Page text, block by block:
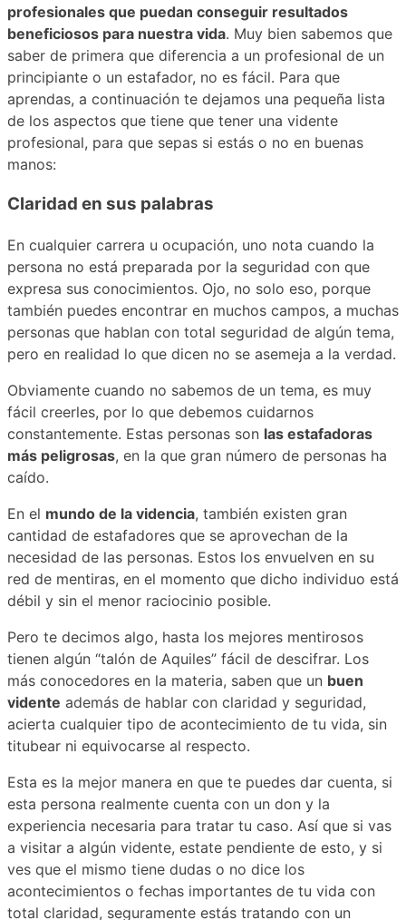
profesionales que puedan conseguir resultados
beneficiosos para nuestra vida. Muy bien sabemos que
saber de primera que diferencia a un profesional de un
principiante o un estafador, no es fácil. Para que
aprendas, a continuación te dejamos una pequeña lista
de los aspectos que tiene que tener una vidente
profesional, para que sepas si estás o no en buenas
manos:
Claridad en sus palabras
En cualquier carrera u ocupación, uno nota cuando la
persona no está preparada por la seguridad con que
expresa sus conocimientos. Ojo, no solo eso, porque
también puedes encontrar en muchos campos, a muchas
personas que hablan con total seguridad de algún tema,
pero en realidad lo que dicen no se asemeja a la verdad.
Obviamente cuando no sabemos de un tema, es muy
fácil creerles, por lo que debemos cuidarnos
constantemente. Estas personas son las estafadoras
más peligrosas, en la que gran número de personas ha
caído.
En el mundo de la videncia, también existen gran
cantidad de estafadores que se aprovechan de la
necesidad de las personas. Estos los envuelven en su
red de mentiras, en el momento que dicho individuo está
débil y sin el menor raciocinio posible.
Pero te decimos algo, hasta los mejores mentirosos
tienen algún “talón de Aquiles” fácil de descifrar. Los
más conocedores en la materia, saben que un buen
vidente además de hablar con claridad y seguridad,
acierta cualquier tipo de acontecimiento de tu vida, sin
titubear ni equivocarse al respecto.
Esta es la mejor manera en que te puedes dar cuenta, si
esta persona realmente cuenta con un don y la
experiencia necesaria para tratar tu caso. Así que si vas
a visitar a algún vidente, estate pendiente de esto, y si
ves que el mismo tiene dudas o no dice los
acontecimientos o fechas importantes de tu vida con
total claridad, seguramente estás tratando con un